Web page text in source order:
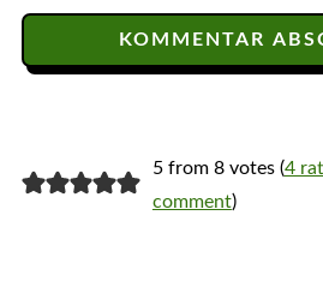
5 from 8 votes (4
comment)